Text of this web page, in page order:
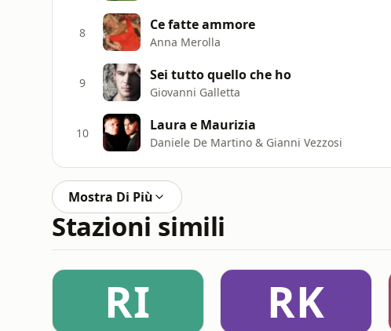
8 Ce fatte ammore
Anna Merolla
9 Sei tutto quello che ho
Giovanni Galletta
10 Laura e Maurizia
Daniele De Martino & Gianni Vezzosi
Mostra Di Più
Stazioni simili
RI RK